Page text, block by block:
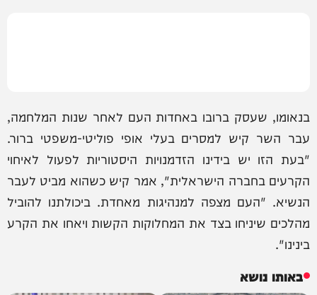
בנאומו, שעסק ברובו באחדות העם לאחר שנות המלחמה,
עבר השר קיש למסרים בעלי אופי פוליטי-משפטי ברור.
"בעת הזו יש בידינו הזדמנויות היסטוריות לפעול לאיחוי
הקרעים בחברה הישראלית", אמר קיש כשהוא מביט לעבר
הנשיא. "העם מצפה למנהיגות מאחדת. ביכולתנו להוביל
מהלכים שיניחו בצד את המחלוקות הקשות ויאחו את הקרע
בינינו".
באותו נושא